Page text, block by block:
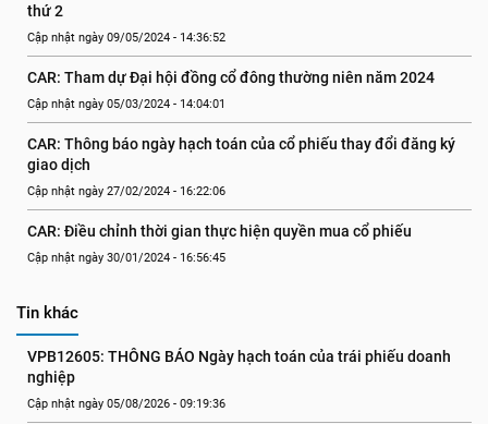
thứ 2
Cập nhật ngày 09/05/2024 - 14:36:52
CAR: Tham dự Đại hội đồng cổ đông thường niên năm 2024
Cập nhật ngày 05/03/2024 - 14:04:01
CAR: Thông báo ngày hạch toán của cổ phiếu thay đổi đăng ký
giao dịch
Cập nhật ngày 27/02/2024 - 16:22:06
CAR: Điều chỉnh thời gian thực hiện quyền mua cổ phiếu
Cập nhật ngày 30/01/2024 - 16:56:45
Tin khác
VPB12605: THÔNG BÁO Ngày hạch toán của trái phiếu doanh
nghiệp
Cập nhật ngày 05/08/2026 - 09:19:36